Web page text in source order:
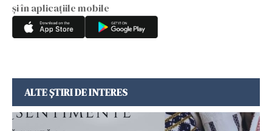
și în aplicațiile mobile
ALTE ȘTIRI DE INTERES